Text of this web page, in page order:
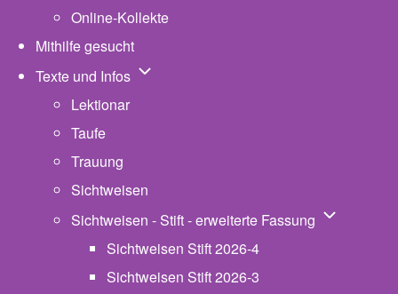
Online-Kollekte
Mithilfe gesucht
Texte und Infos Unternavigation von Texte und Infos
Lektionar
Taufe
Trauung
Sichtweisen
Sichtweisen - Stift - erweiterte Fassung
Sichtweisen Stift 2026-4
Sichtweisen Stift 2026-3